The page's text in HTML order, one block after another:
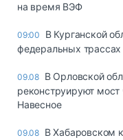
на время ВЭФ
09:00
В Курганской
федеральных
09.08 В Орловской
реконструируют
Навесное
09.08 В Хабаровском